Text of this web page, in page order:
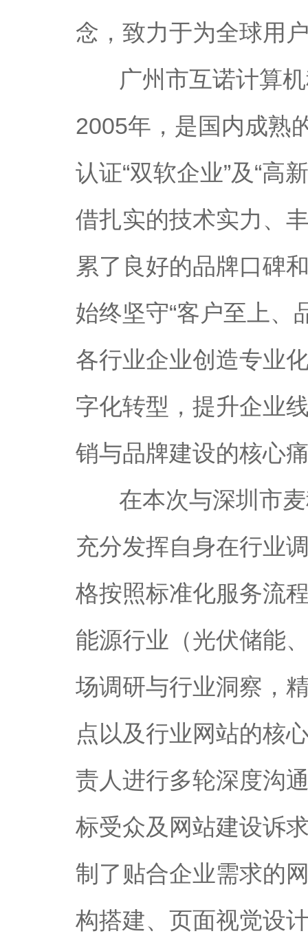
念，致力于为全球用
广州市互诺计算
2005年，是国内成熟
认证“双软企业”及“高
借扎实的技术实力、
累了良好的品牌口碑
始终坚守“客户至上、
各行业企业创造专业
字化转型，提升企业
销与品牌建设的核心
在本次与深圳市
充分发挥自身在行业
格按照标准化服务流
能源行业（光伏储能
场调研与行业洞察，
点以及行业网站的核
责人进行多轮深度沟
标受众及网站建设诉
制了贴合企业需求的
构搭建、页面视觉设